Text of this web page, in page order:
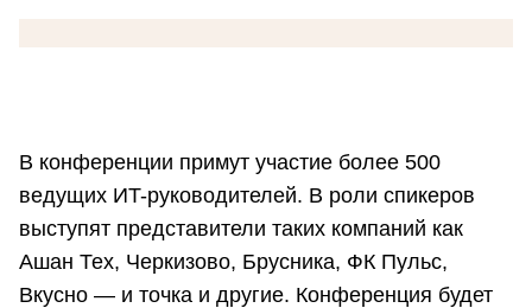
В конференции примут участие более 500
ведущих ИT-руководителей. В роли спикеров
выступят представители таких компаний как
Ашан Тех, Черкизово, Брусника, ФК Пульс,
Вкусно — и точка и другие. Конференция будет